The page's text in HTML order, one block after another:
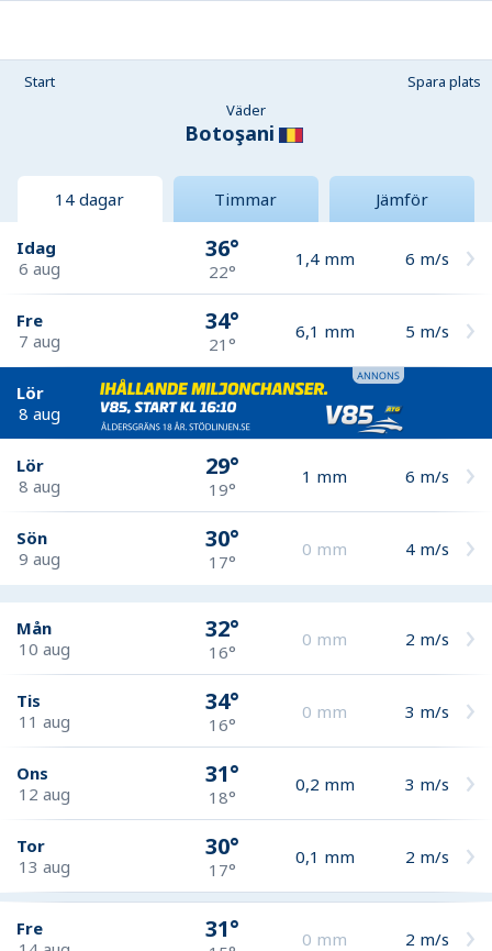
Start
Spara plats
Väder
Botoşani
14 dagar Timmar Jämför
Idag
6 aug
36°
22°
1,4 mm 6 m/s
Fre
7 aug
34°
21°
6,1 mm 5 m/s
Lör
8 aug
Lör
8 aug
29°
19°
1 mm 6 m/s
Sön
9 aug
30°
17°
0 mm 4 m/s
Mån
10 aug
32°
16°
0 mm 2 m/s
Tis
11 aug
34°
16°
0 mm 3 m/s
Ons
12 aug
31°
18°
0,2 mm 3 m/s
Tor
13 aug
30°
17°
0,1 mm 2 m/s
Fre
31° 0 mm 2 m/s